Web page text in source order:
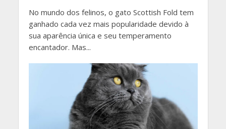
No mundo dos felinos, o gato Scottish Fold tem
ganhado cada vez mais popularidade devido à
sua aparência única e seu temperamento
encantador. Mas...